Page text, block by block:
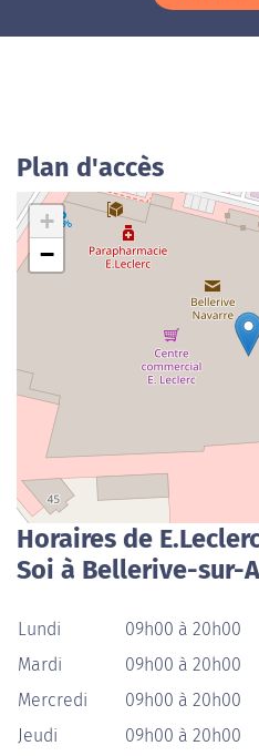
Plan d'accès
+
−
Horaires de
Soi à Bellerive-sur-
Lundi
09h00 à 20h00
Mardi
09h00 à 20h00
Mercredi
09h00 à 20h00
Jeudi
09h00 à 20h00